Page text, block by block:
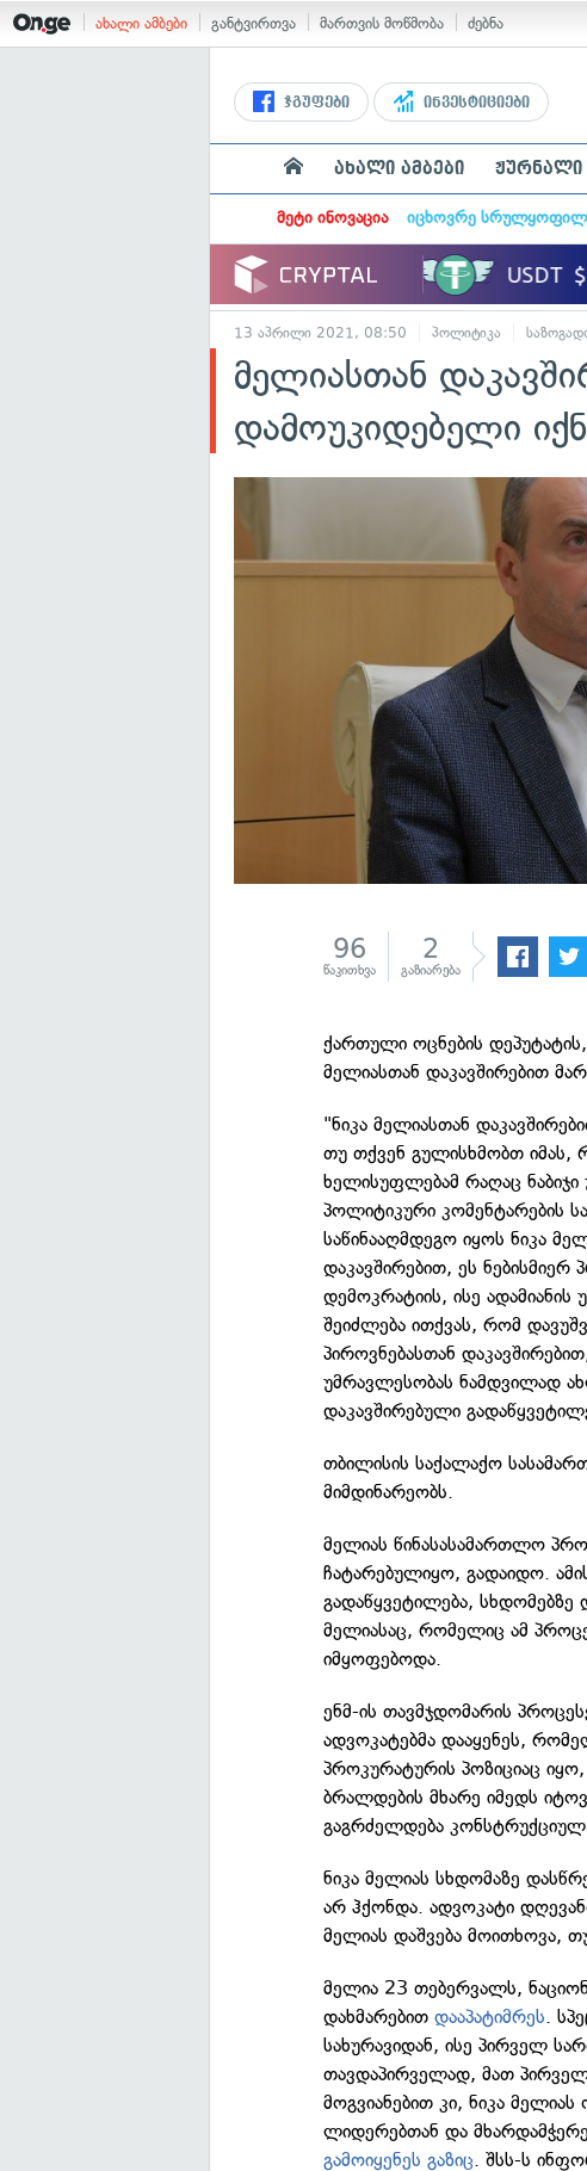
ახალი ამბები განტვირთვა მართვის მოწმობა ძებნა
ჯგუფები ინვესტიციები
ახალი ამბები ჟურნალი
მეტი ინოვაცია იცხოვრე
13 აპრილი 2021, 08:50 პოლიტიკა
მელიასთან
დამოუკიდებელი
96
წაკითხვა
2
გაზიარება
ქართული ოცნების
მელიასთან დაკავშირებით
"ნიკა მელიასთან
თუ თქვენ გულისხმობთ
ხელისუფლებამ რაღაც
პოლიტიკური კომენტარების
საწინააღმდეგო იყოს ნიკა
დაკავშირებით, ეს ნებისმიერ
დემოკრატიის, ისე
შეიძლება ითქვას, რომ
პიროვნებასთან
უმრავლესობას ნამდვილად
დაკავშირებული
თბილისის საქალაქო
მიმდინარეობს.
მელიას წინასასამართლო
ჩატარებულიყო, გადაიდო.
გადაწყვეტილება,
მელიასაც, რომელიც ამ
იმყოფებოდა.
ენმ-ის თავმჯდომარის
ადვოკატებმა დააყენეს,
პროკურატურის პოზიციაც
ბრალდების მხარე იმედს
გაგრძელდება კონსტრუქციულ
ნიკა მელიას სხდომაზე
არ ჰქონდა. ადვოკატი
მელიას დაშვება მოითხოვა,
მელია 23 თებერვალს,
დახმარებითდააპატიმრეს.
სახურავიდან, ისე პირველ
თავდაპირველად, მათ პირველ
მოგვიანებით კი, ნიკა
ლიდერებთან და
გამოიყენეს გაზიც. შსს-ს